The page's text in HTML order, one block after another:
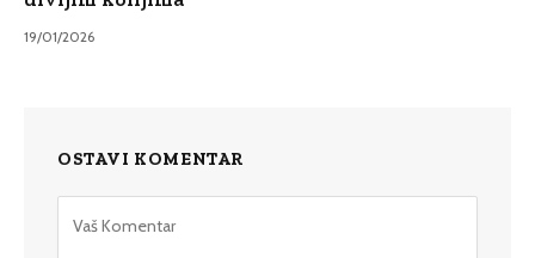
19/01/2026
OSTAVI KOMENTAR